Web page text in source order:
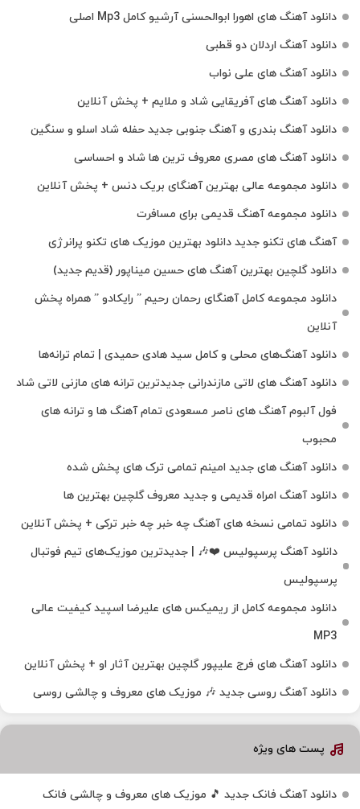
دانلود آهنگ های اهورا ابوالحسنی آرشیو کامل Mp3 اصلی
دانلود آهنگ اردلان دو قطبی
دانلود آهنگ های علی نواب
دانلود آهنگ های آفریقایی شاد و ملایم + پخش آنلاین
دانلود آهنگ بندری و آهنگ جنوبی جدید حفله شاد اسلو و سنگین
دانلود آهنگ های مصری معروف ترین ها شاد و احساسی
دانلود مجموعه عالی بهترین آهنگای بریک دنس + پخش آنلاین
دانلود مجموعه آهنگ قدیمی برای مسافرت
آهنگ های تکنو جدید دانلود بهترین موزیک های تکنو پرانرژی
دانلود گلچین بهترین آهنگ های حسین میناپور (قدیم جدید)
دانلود مجموعه کامل آهنگای رحمان رحیم ” رایکادو ” همراه پخش
آنلاین
دانلود آهنگ‌های محلی و کامل سید هادی حمیدی | تمام ترانه‌ها
دانلود آهنگ‌ های لاتی مازندرانی جدیدترین ترانه های مازنی لاتی شاد
فول آلبوم آهنگ‌ های ناصر مسعودی تمام آهنگ‌ ها و ترانه‌ های
محبوب
دانلود آهنگ های جدید امینم تمامی ترک های پخش شده
دانلود آهنگ امراه قدیمی و جدید معروف گلچین بهترین ها
دانلود تمامی نسخه های آهنگ چه خبر چه خبر ترکی + پخش آنلاین
دانلود آهنگ پرسپولیس ❤️🎶 | جدیدترین موزیک‌های تیم فوتبال
پرسپولیس
دانلود مجموعه کامل از ریمیکس های علیرضا اسپید کیفیت عالی
MP3
دانلود آهنگ های فرج علیپور گلچین بهترین آثار او + پخش آنلاین
دانلود آهنگ روسی جدید 🎶 موزیک‌ های معروف و چالشی روسی
پست های ویژه
دانلود آهنگ فانک جدید 🎵 موزیک‌ های معروف و چالشی فانک